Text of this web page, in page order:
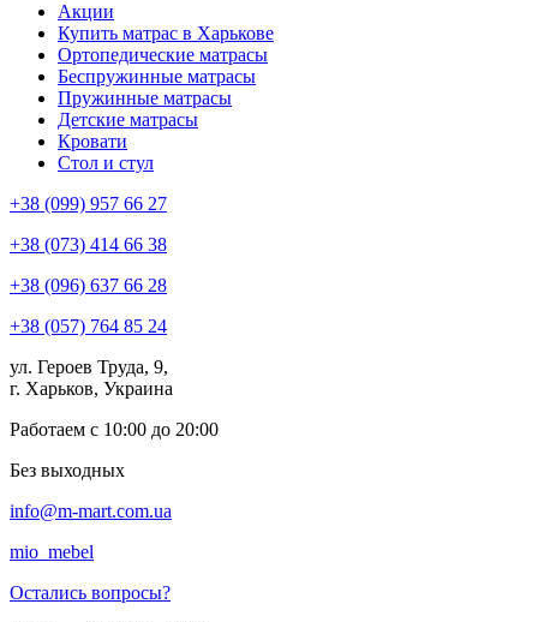
Акции
Купить матрас в Харькове
Ортопедические матрасы
Беспружинные матрасы
Пружинные матрасы
Детские матрасы
Кровати
Стол и стул
+38 (099) 957 66 27
+38 (073) 414 66 38
+38 (096) 637 66 28
+38 (057) 764 85 24
ул. Героев Труда, 9,
г. Харьков, Украина
Работаем с 10:00 до 20:00
Без выходных
info@m-mart.com.ua
mio_mebel
Остались вопросы?